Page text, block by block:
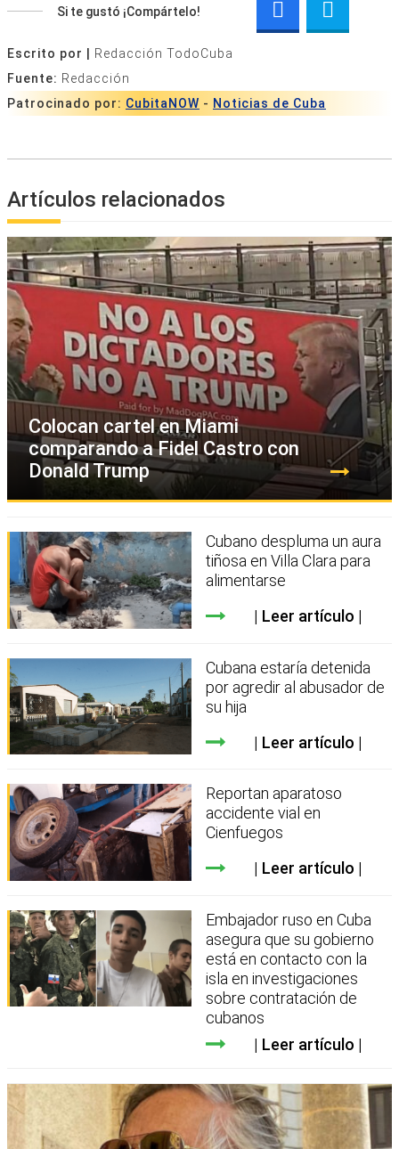
Si te gustó ¡Compártelo!
Escrito por |
Redacción TodoCuba
Fuente: Redacción
Patrocinado por: CubitaNOW - Noticias de Cuba
Artículos relacionados
Colocan cartel en Miami
comparando a Fidel Castro con
Donald Trump
Cubano despluma un aura
tiñosa en Villa Clara para
alimentarse
Leer artículo
Cubana estaría detenida
por agredir al abusador de
su hija
Leer artículo
Reportan aparatoso
accidente vial en
Cienfuegos
Leer artículo
Embajador ruso en Cuba
asegura que su gobierno
está en contacto con la
isla en investigaciones
sobre contratación de
cubanos
Leer artículo